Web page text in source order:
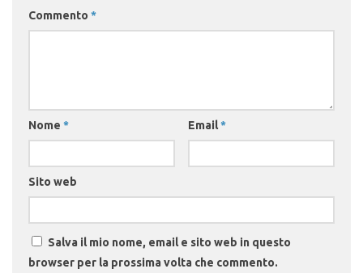
Commento *
Nome * Email*
Sito web
Salva il mio nome, email e sito web in questo
browser per la prossima volta che commento.